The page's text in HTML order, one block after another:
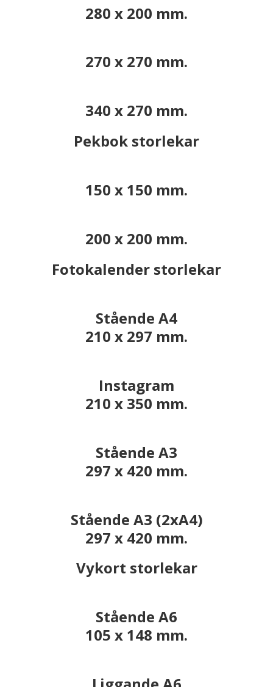
280 x 200 mm.
270 x 270 mm.
340 x 270 mm.
Pekbok storlekar
150 x 150 mm.
200 x 200 mm.
Fotokalender storlekar
Stående A4
210 x 297 mm.
Instagram
210 x 350 mm.
Stående A3
297 x 420 mm.
Stående A3 (2xA4)
297 x 420 mm.
Vykort storlekar
Stående A6
105 x 148 mm.